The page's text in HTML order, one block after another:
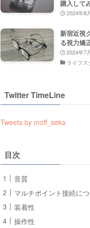
購入して
2024年8
新宿近視
る視力矯
2024年7
ライフス
Twitter TimeLine
Tweets by moff_seka
目次
音質
マルチポイント接続に
装着性
操作性